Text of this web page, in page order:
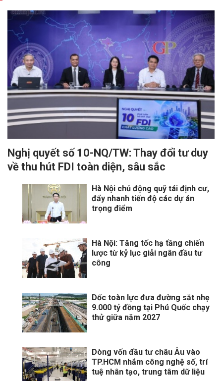
Nghị quyết số 10-NQ/TW: Thay đổi tư duy
về thu hút FDI toàn diện, sâu sắc
Hà Nội chủ động quỹ tái định cư,
đẩy nhanh tiến độ các dự án
trọng điểm
Hà Nội: Tăng tốc hạ tầng chiến
lược từ kỷ lục giải ngân đầu tư
công
Dốc toàn lực đưa đường sắt nhẹ
9.000 tỷ đồng tại Phú Quốc chạy
thử giữa năm 2027
Dòng vốn đầu tư châu Âu vào
TP.HCM nhắm công nghệ số, trí
tuệ nhân tạo, trung tâm dữ liệu